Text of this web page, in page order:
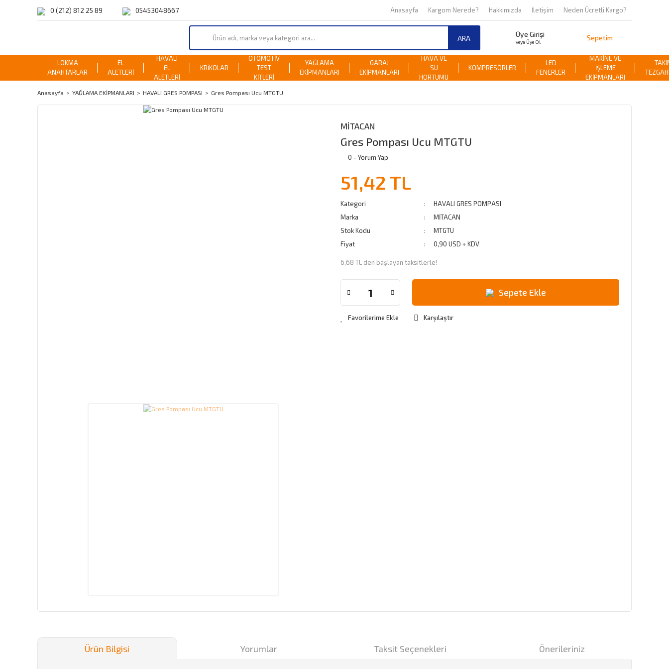
0 (212) 812 25 89 05453048667 Anasayfa Kargom Nerede? Hakkımızda İletişim Neden Ücretli Kargo?
ARA Üye Girişi
veya Üye Ol Sepetim
LOKMA
ANAHTARLAR
EL
ALETLERİ
HAVALI
EL
ALETLERİ
KRİKOLAR
OTOMOTİV
TEST
KİTLERİ
YAĞLAMA
EKİPMANLARI
GARAJ
EKİPMANLARI
HAVA VE
SU
HORTUMU
KOMPRESÖRLER
LED
FENERLER
MAKİNE VE
İŞLEME
EKİPMANLARI
Anasayfa YAĞLAMA EKİPMANLARI HAVALI GRES POMPASI Gres Pompası Ucu MTGTU
MİTACAN
Gres Pompası Ucu MTGTU
0 - Yorum Yap
51,42 TL
Kategori
HAVALI GRES POMPASI
Marka
MİTACAN
Stok Kodu
MTGTU
Fiyat
0,90 USD + KDV
6,68 TL den başlayan taksitlerle!
Sepete Ekle
Karşılaştır
Ürün Bilgisi Yorumlar Taksit Seçenekleri Önerileriniz